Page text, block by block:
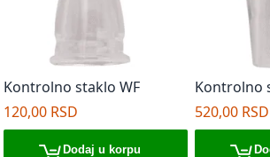
Kontrolno staklo WF
120,00 RSD
Dodaj u korpu
Kontrolno
520,00 RSD